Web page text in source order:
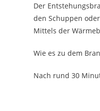
Der
den Schuppen
Mittels der
Wie es zu dem
Nach rund 30